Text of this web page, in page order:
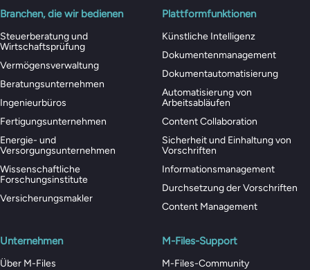
Branchen, die wir bedienen
Steuerberatung und
Wirtschaftsprüfung
Vermögensverwaltung
Beratungsunternehmen
Ingenieurbüros
Fertigungsunternehmen
Energie- und
Versorgungsunternehmen
Wissenschaftliche
Forschungsinstitute
Versicherungsmakler
Plattformfunktionen
Künstliche Intelligenz
Dokumentenmanagement
Dokumentautomatisierung
Automatisierung von
Arbeitsabläufen
Content Collaboration
Sicherheit und Einhaltung von
Vorschriften
Informationsmanagement
Durchsetzung der Vorschriften
Content Management
Unternehmen
Über M-Files
M-Files-Support
M-Files-Community